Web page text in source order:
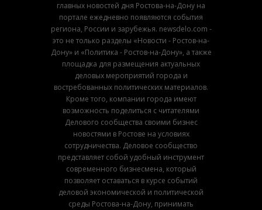
главных новостей дня Ростова-на-Дону на
портале ежедневно появляются события
региона, России и зарубежья. newsdelo.com -
это не только разделы «Новости - Ростов-на-
Дону» и «Политика - Ростов-на-Дону», а также
площадка для размещения актуальных
деловых мероприятий города и
востребованных политических материалов.
Кроме того, компании города имеют
возможность поделиться с читателями
Делового сообщества своими бизнес
новостями в Ростове на условиях
сотрудничества. Деловое сообщество
представляет собой удобный инструмент
современного бизнесмена, который
позволяет оставаться в курсе событий
деловой экономической и политической
среды Ростова-на-Дону, принимать